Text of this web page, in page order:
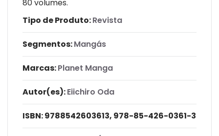
80 volumes.
Tipo de Produto:Revista
Segmentos:Mangás
Marcas:Planet Manga
Autor(es):Eiichiro Oda
ISBN:9788542603613, 978-85-426-0361-3